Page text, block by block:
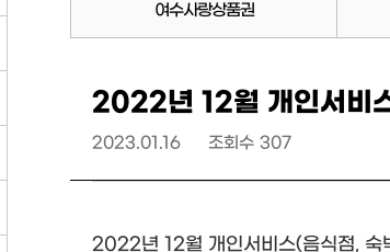
여수사랑상품권
2022년 12월 개인서비
2023.01.16 조회수 307
2022년 12월 개인서비스(음식점, 숙